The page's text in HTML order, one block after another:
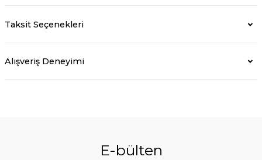
Taksit Seçenekleri
Alışveriş Deneyimi
E-bülten